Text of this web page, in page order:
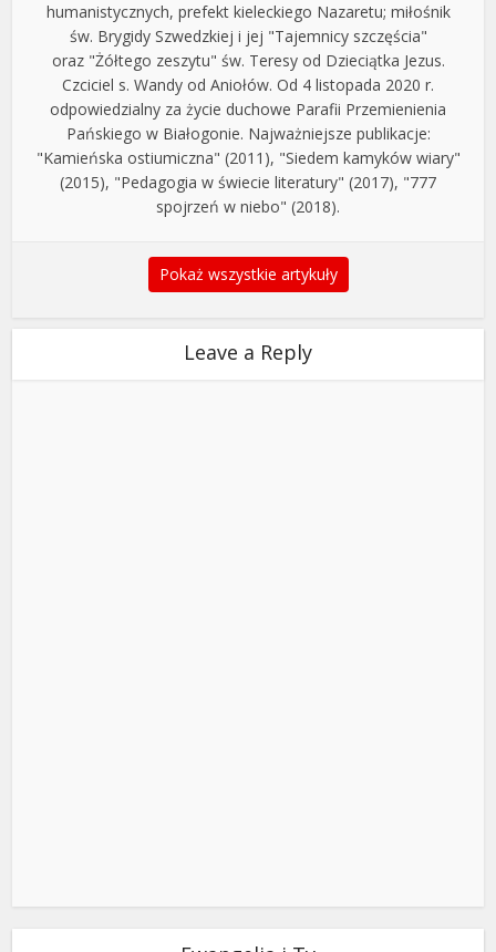
humanistycznych, prefekt kieleckiego Nazaretu; miłośnik
św. Brygidy Szwedzkiej i jej "Tajemnicy szczęścia"
oraz "Żółtego zeszytu" św. Teresy od Dzieciątka Jezus.
Czciciel s. Wandy od Aniołów. Od 4 listopada 2020 r.
odpowiedzialny za życie duchowe Parafii Przemienienia
Pańskiego w Białogonie. Najważniejsze publikacje:
"Kamieńska ostiumiczna" (2011), "Siedem kamyków wiary"
(2015), "Pedagogia w świecie literatury" (2017), "777
spojrzeń w niebo" (2018).
Pokaż wszystkie artykuły
Leave a Reply